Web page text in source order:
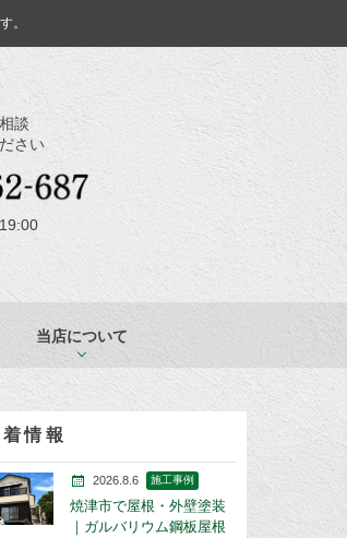
。
談
さい
当店について
着情報
2026.8.6 施工事例
焼津市で屋根・外壁塗装
｜ガルバリウム鋼板屋根